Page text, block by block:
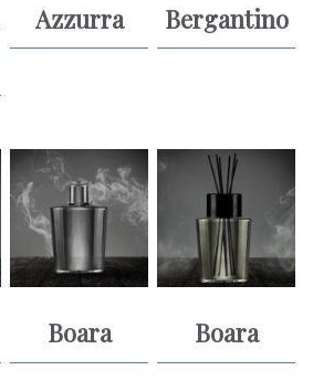
Azzurra Bergantino
Boara Boara